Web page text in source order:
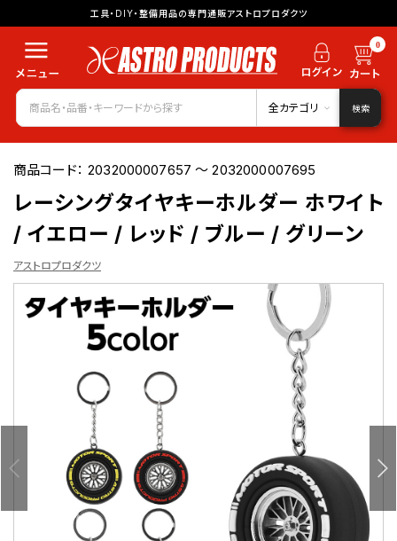
工具・DIY・整備用品の専門通販アストロプロダクツ
0
全カテゴリ 検索
商品コード：2032000007657 ～ 2032000007695
レーシングタイヤキーホルダー ホワイト
/ イエロー / レッド / ブルー / グリーン
アストロプロダクツ